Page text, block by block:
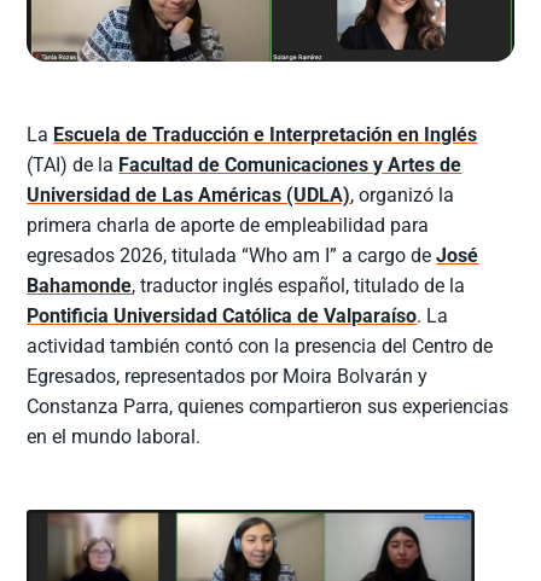
La Escuela de Traducción e Interpretación en Inglés
(TAI) de la Facultad de Comunicaciones y Artes de
Universidad de Las Américas (UDLA), organizó la
primera charla de aporte de empleabilidad para
egresados 2026, titulada “Who am I” a cargo deJosé
Bahamonde, traductor inglés español, titulado de la
Pontificia Universidad Católica de Valparaíso. La
actividad también contó con la presencia del Centro de
Egresados, representados por Moira Bolvarán y
Constanza Parra, quienes compartieron sus experiencias
en el mundo laboral.